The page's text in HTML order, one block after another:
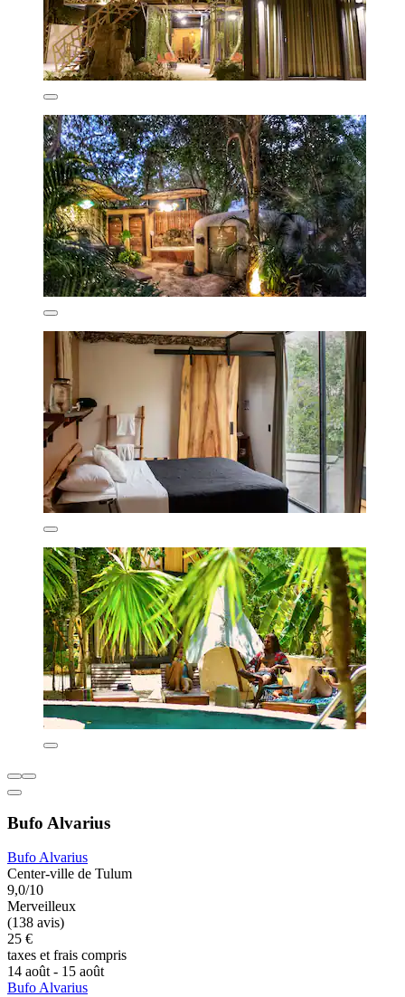
Bufo Alvarius
Bufo Alvarius
Center-ville de Tulum
9,0/10
Merveilleux
(138 avis)
25 €
taxes et frais compris
14 août - 15 août
Bufo Alvarius